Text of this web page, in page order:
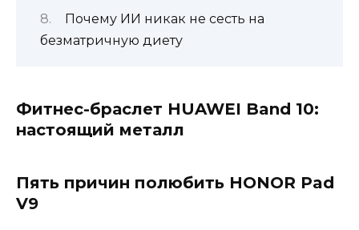
Почему ИИ никак не сесть на
безматричную диету
Фитнес-браслет HUAWEI Band 10:
настоящий металл
Пять причин полюбить HONOR Pad
V9